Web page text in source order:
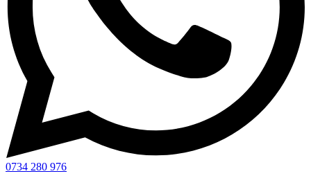
0734 280 976